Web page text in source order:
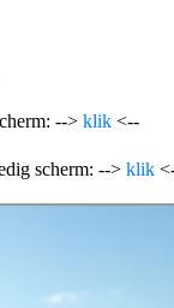
--> klik <--
scherm: --> klik